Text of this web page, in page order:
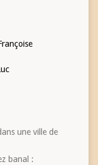
une ville de
banal :